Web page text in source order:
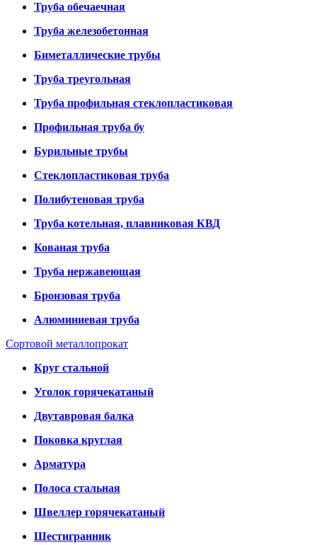
Труба обечаечная
Труба железобетонная
Биметаллические трубы
Труба треугольная
Труба профильная стеклопластиковая
Профильная труба бу
Бурильные трубы
Стеклопластиковая труба
Полибутеновая труба
Труба котельная, плавниковая КВД
Кованая труба
Труба нержавеющая
Бронзовая труба
Алюминиевая труба
Сортовой металлопрокат
Круг стальной
Уголок горячекатаный
Двутавровая балка
Поковка круглая
Арматура
Полоса стальная
Швеллер горячекатаный
Шестигранник